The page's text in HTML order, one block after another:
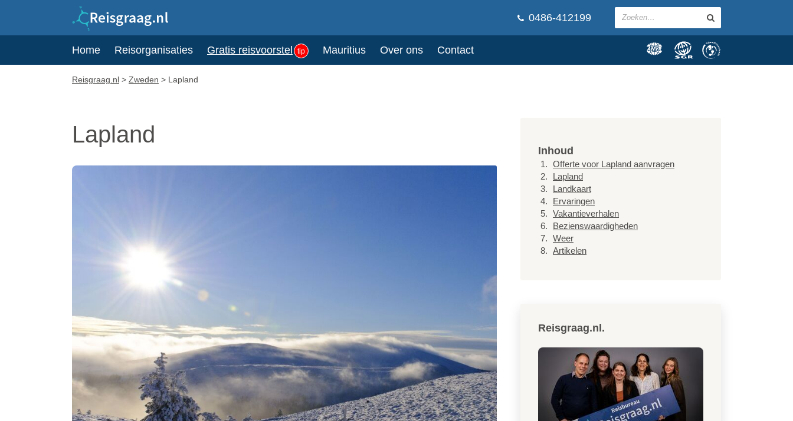
0486-412199
Home Reisorganisaties Gratis reisvoorstel tip Mauritius Over ons Contact
Reisgraag.nl > Zweden > Lapland
Lapland
Inhoud
Offerte voor Lapland aanvragen
Lapland
Landkaart
Ervaringen
Vakantieverhalen
Bezienswaardigheden
Weer
Artikelen
Reisgraag.nl.